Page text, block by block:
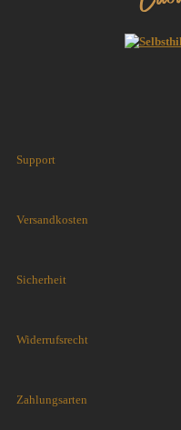
Support
Versandkosten
Sicherheit
Widerrufsrecht
Zahlungsarten